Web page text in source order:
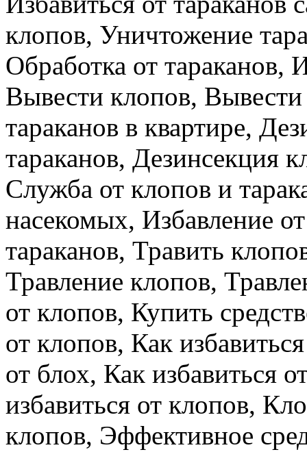
клопов, Уничтожение
Обработка от тараканов,
Вывести клопов,
тараканов в квартире,
тараканов, Дезинсекция
Служба от клопов и
насекомых, Избавление
тараканов, Травить
Травление клопов,
от клопов, Купить
от клопов, Как
от блох, Как избавиться
избавиться от клопов,
клопов, Эффективное